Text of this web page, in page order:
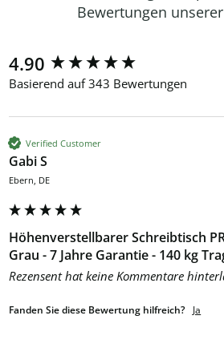
Bewertungen
4.90
Basierend auf 343 Bewertungen
Verified Customer
Gabi S
Ebern, DE
Höhenverstellbarer Schreibtisch
Grau - 7 Jahre Garantie - 140 kg
Rezensent hat keine Kommentare
Fanden Sie diese Bewertung hilfreich? Ja
New content loaded